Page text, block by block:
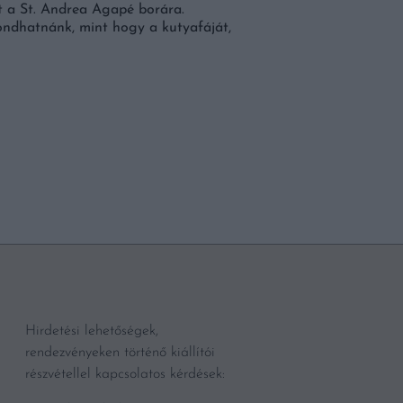
a St. Andrea Agapé borára.
mint hogy a kutyafáját,
Hirdetési lehetőségek,
rendezvényeken történő kiállítói
részvétellel kapcsolatos kérdések: